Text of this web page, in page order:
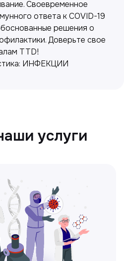
Своевременное
ответа к COVID-19
решения о
Доверьте свое
TTD!
ИНФЕКЦИИ
здоровья и
для
органов.